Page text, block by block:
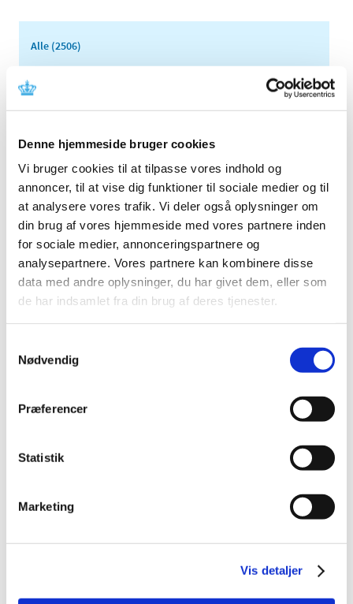
Denne hjemmeside bruger cookies
Vi bruger cookies til at tilpasse vores indhold og
annoncer, til at vise dig funktioner til sociale medier og til
at analysere vores trafik. Vi deler også oplysninger om
din brug af vores hjemmeside med vores partnere inden
for sociale medier, annonceringspartnere og
analysepartnere. Vores partnere kan kombinere disse
data med andre oplysninger, du har givet dem, eller som
de har indsamlet fra din brug af deres tjenester.
Nødvendig
Præferencer
Statistik
Marketing
Vis detaljer
Alle (2506)
2026 (84)
2024 (224)
2023 (195)
2022 (197)
2021 (516)
2020 (263)
2019 (159)
2018 (150)
2017 (167)
2014 (44)
december (4)
september (6)
juli (2)
maj (3)